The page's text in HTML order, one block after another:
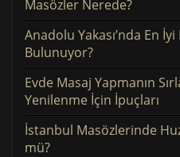
Masözler Nerede?
Anadolu Yakası’nda En
Bulunuyor?
Evde Masaj Yapmanın
Yenilenme İçin İpuçları
İstanbul Masözlerinde
mü?